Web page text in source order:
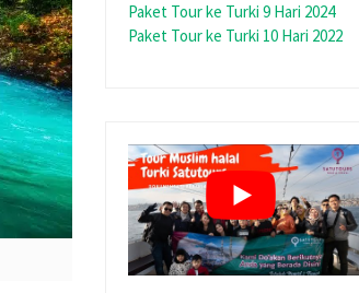
Paket Tour ke Turki 9 Hari 2024
Paket Tour ke Turki 10 Hari 2022